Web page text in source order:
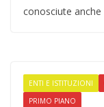
conosciute anche
ENTI E ISTITUZIONI
PRIMO PIANO